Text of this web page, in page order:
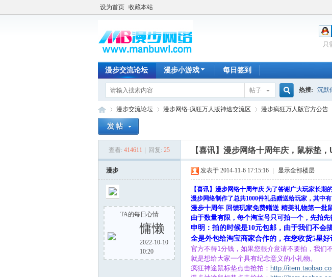
设为首页 收藏本站
只
漫步交流论坛 漫步小游戏 每日签到
帖子
搜
索
热搜: 沉默
新手卡 走
步
»
漫步交流论坛
›
漫步网络-疯狂万人版神途交流区
›
漫步疯狂万人版官方公告
›
查看: 414611 回复: 25 【喜讯】漫步网络十周年庆，鼠标垫
漫步
TA的每日心情
慵懒
2022-10-10
10:20
发表于 2014-11-6 17:15:16 显示全部楼层
【喜讯】漫步网络十周年庆 为了答谢广大玩家长期
漫步网络制作了总共1000件礼品赠送给玩家，其中
漫步十周年 回馈玩家免费赠送 精美礼物第一批
由于数量有限，每个淘宝号只可拍一个，先拍先
申明：拍的时候是10元包邮，由于我们不会
全是外包给淘宝商家合作的，在您收货5星好
官方不得1分钱，如果您很介意请不要拍，我们
就是想给大家一个具有纪念意义的小礼物。
疯狂神途鼠标垫点击抢拍： http://